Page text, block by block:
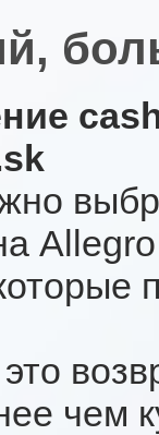
это
чем